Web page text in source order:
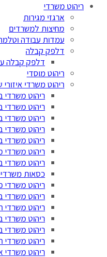
ריהוט משרדי
ארגזי מגירות
מחיצות למשרדים
עמדות עבודה
דלפק קבלה
דלפק קבלה
ריהוט מוסדי
ריהוט משרדי איזורי
ריהוט
ריהוט משרדי
ריהוט משרדי
ריהוט משרדי
ריהוט משרדי
ריהוט משרדי
ריהוט משרדי
כסאות
ריהוט משרדי
ריהוט משרדי
ריהוט משרדי
ריהוט משרדי
ריהוט משרדי
ריהוט משרדי
ריהוט משרדי